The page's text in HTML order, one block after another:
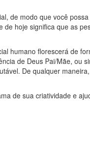
de modo que você possa
hoje significa que as
humano florescerá de
de Deus Pai/Mãe, ou
De qualquer
de sua criatividade e